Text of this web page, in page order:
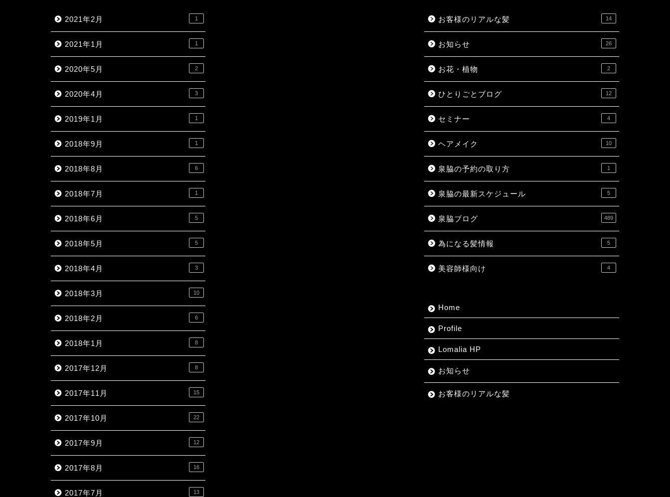
2021年2月 1
2021年1月 1
2020年5月 2
2020年4月 3
2019年1月 1
2018年9月 1
2018年8月 6
2018年7月 1
2018年6月 5
2018年5月 5
2018年4月 3
2018年3月 10
2018年2月 6
2018年1月 8
2017年12月 8
2017年11月 15
2017年10月 22
2017年9月 12
2017年8月 16
2017年7月 13
お客様のリアルな髪 14
お知らせ 26
お花・植物 2
ひとりごとブログ 12
セミナー 4
ヘアメイク 10
泉脇の予約の取り方 1
泉脇の最新スケジュール 5
泉脇ブログ 489
為になる髪情報 5
美容師様向け 4
Home
Profile
Lomalia HP
お知らせ
お客様のリアルな髪